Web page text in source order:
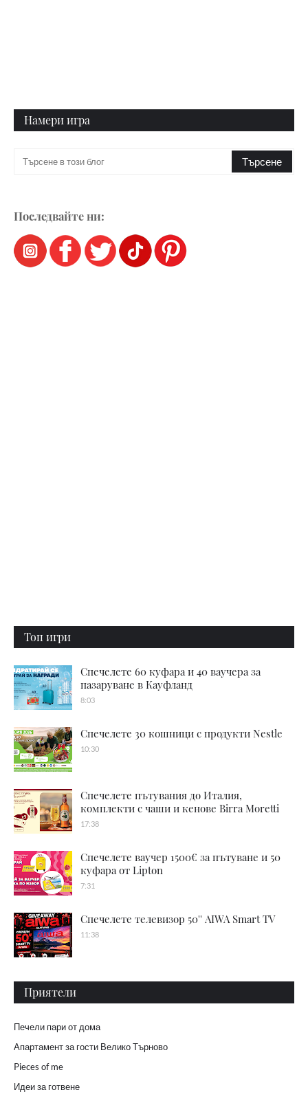
Намери игра
Последвайте ни:
Топ игри
Спечелете 60 куфара и 40 ваучера за
пазаруване в Кауфланд
8:03
Спечелете 30 кошници с продукти Nestle
10:30
Спечелете пътувания до Италия,
комплекти с чаши и кенове Birra Moretti
17:38
Спечелете ваучер 1500€ за пътуване и 50
куфара от Lipton
7:31
Спечелете телевизор 50'' AIWA Smart TV
11:38
Приятели
Печели пари от дома
Апартамент за гости Велико Търново
Pieces of me
Идеи за готвене